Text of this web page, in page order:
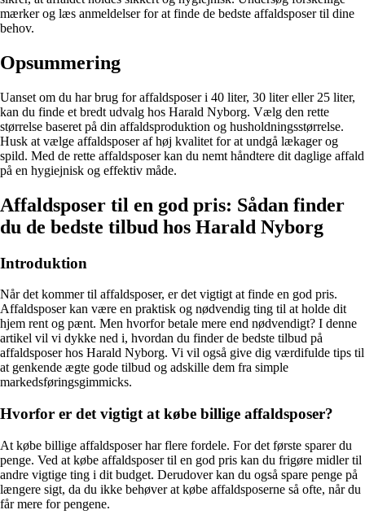
mærker og læs anmeldelser for at finde de bedste affaldsposer til dine
behov.
Opsummering
Uanset om du har brug for affaldsposer i 40 liter, 30 liter eller 25 liter,
kan du finde et bredt udvalg hos Harald Nyborg. Vælg den rette
størrelse baseret på din affaldsproduktion og husholdningsstørrelse.
Husk at vælge affaldsposer af høj kvalitet for at undgå lækager og
spild. Med de rette affaldsposer kan du nemt håndtere dit daglige affald
på en hygiejnisk og effektiv måde.
Affaldsposer til en god pris: Sådan finder
du de bedste tilbud hos Harald Nyborg
Introduktion
Når det kommer til affaldsposer, er det vigtigt at finde en god pris.
Affaldsposer kan være en praktisk og nødvendig ting til at holde dit
hjem rent og pænt. Men hvorfor betale mere end nødvendigt? I denne
artikel vil vi dykke ned i, hvordan du finder de bedste tilbud på
affaldsposer hos Harald Nyborg. Vi vil også give dig værdifulde tips til
at genkende ægte gode tilbud og adskille dem fra simple
markedsføringsgimmicks.
Hvorfor er det vigtigt at købe billige affaldsposer?
At købe billige affaldsposer har flere fordele. For det første sparer du
penge. Ved at købe affaldsposer til en god pris kan du frigøre midler til
andre vigtige ting i dit budget. Derudover kan du også spare penge på
længere sigt, da du ikke behøver at købe affaldsposerne så ofte, når du
får mere for pengene.